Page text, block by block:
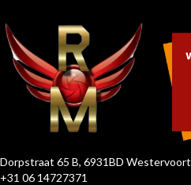
Dorpstraat 65 B, 6931BD Westervoort
+31 06 14727371